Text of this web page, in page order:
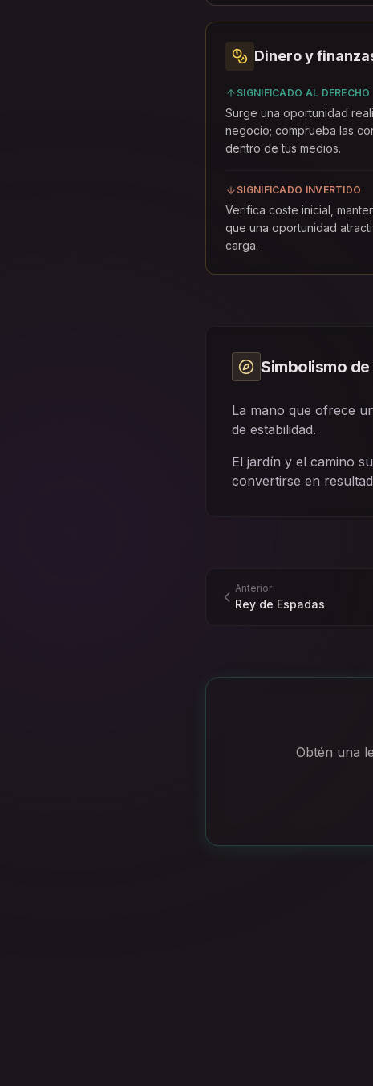
Dinero y
SIGNIFICADO AL DERECHO
Surge una oportunidad
negocio; comprueba las
dentro de tus medios.
SIGNIFICADO INVERTIDO
Verifica coste inicial,
que una oportunidad
carga.
Simbolismo
La mano que ofrece
de estabilidad.
El jardín y el camino
convertirse en
Anterior
Rey de Espadas
Obtén una